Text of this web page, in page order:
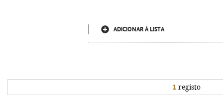
ADICIONAR À LISTA
1 registo